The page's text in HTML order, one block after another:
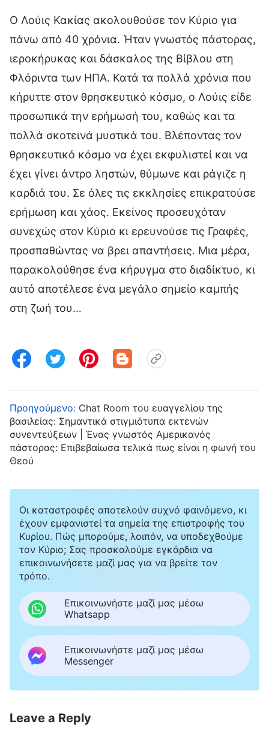
Ο Λούις Κακίας ακολουθούσε τον Κύριο για
πάνω από 40 χρόνια. Ήταν γνωστός πάστορας,
ιεροκήρυκας και δάσκαλος της Βίβλου στη
Φλόριντα των ΗΠΑ. Κατά τα πολλά χρόνια που
κήρυττε στον θρησκευτικό κόσμο, ο Λούις είδε
προσωπικά την ερήμωσή του, καθώς και τα
πολλά σκοτεινά μυστικά του. Βλέποντας τον
θρησκευτικό κόσμο να έχει εκφυλιστεί και να
έχει γίνει άντρο ληστών, θύμωνε και ράγιζε η
καρδιά του. Σε όλες τις εκκλησίες επικρατούσε
ερήμωση και χάος. Εκείνος προσευχόταν
συνεχώς στον Κύριο κι ερευνούσε τις Γραφές,
προσπαθώντας να βρει απαντήσεις. Μια μέρα,
παρακολούθησε ένα κήρυγμα στο διαδίκτυο, κι
αυτό αποτέλεσε ένα μεγάλο σημείο καμπής
στη ζωή του…
Προηγούμενο: Chat Room του ευαγγελίου της
βασιλείας: Σημαντικά στιγμιότυπα εκτενών
συνεντεύξεων | Ένας γνωστός Αμερικανός
πάστορας: Επιβεβαίωσα τελικά πως είναι η φωνή του
Θεού
Οι καταστροφές αποτελούν συχνό φαινόμενο, κι
έχουν εμφανιστεί τα σημεία της επιστροφής του
Κυρίου. Πώς μπορούμε, λοιπόν, να υποδεχθούμε
τον Κύριο; Σας προσκαλούμε εγκάρδια να
επικοινωνήσετε μαζί μας για να βρείτε τον
τρόπο.
Επικοινωνήστε μαζί μας μέσω
Whatsapp
Επικοινωνήστε μαζί μας μέσω
Messenger
Leave a Reply